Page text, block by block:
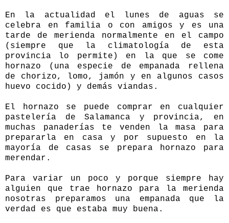
En la actualidad el lunes de aguas se
celebra en familia o con amigos y es una
tarde de merienda normalmente en el campo
(siempre que la climatología de esta
provincia lo permite) en la que se come
hornazo (una especie de empanada rellena
de chorizo, lomo, jamón y en algunos casos
huevo cocido) y demás viandas.
El hornazo se puede comprar en cualquier
pastelería de Salamanca y provincia, en
muchas panaderías te venden la masa para
prepararla en casa y por supuesto en la
mayoría de casas se prepara hornazo para
merendar.
Para variar un poco y porque siempre hay
alguien que trae hornazo para la merienda
nosotras preparamos una empanada que la
verdad es que estaba muy buena.